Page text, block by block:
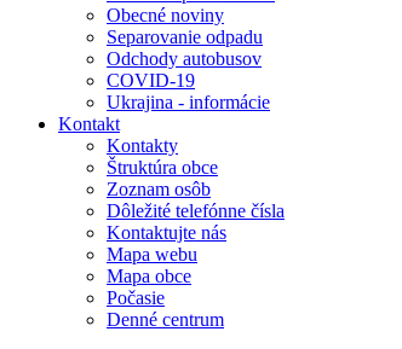
Obecné noviny
Separovanie odpadu
Odchody autobusov
COVID-19
Ukrajina - informácie
Kontakt
Kontakty
Štruktúra obce
Zoznam osôb
Dôležité telefónne čísla
Kontaktujte nás
Mapa webu
Mapa obce
Počasie
Denné centrum